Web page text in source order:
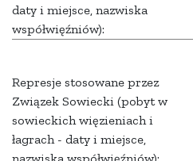
daty i miejsce, nazwiska
współwięźniów):
Represje stosowane przez
Związek Sowiecki (pobyt w
sowieckich więzieniach i
łagrach - daty i miejsce,